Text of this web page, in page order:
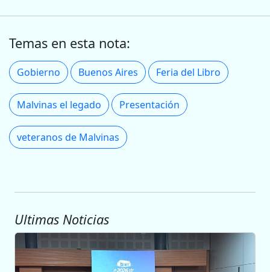
Temas en esta nota:
Gobierno Buenos Aires Feria del Libro
Malvinas el legado Presentación
veteranos de Malvinas
Ultimas Noticias